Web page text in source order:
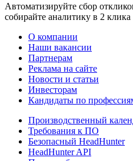
Автоматизируйте сбор
собирайте аналитику в 2 клика
О компании
Наши вакансии
Партнерам
Реклама на сайте
Новости и статьи
Инвесторам
Кандидаты по
Производственный
Требования к ПО
Безопасный HeadHunter
HeadHunter API